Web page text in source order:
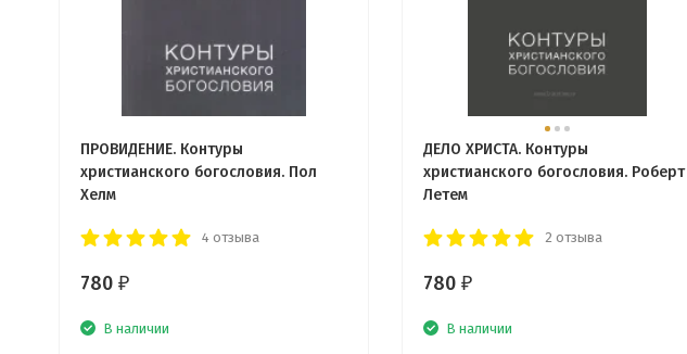
ПРОВИДЕНИЕ. Контуры
христианского богословия. Пол
Хелм
4 отзыва
780 ₽
В наличии
ДЕЛО ХРИСТА. Контуры
христианского богословия. Роберт
Летем
2 отзыва
780₽
В наличии